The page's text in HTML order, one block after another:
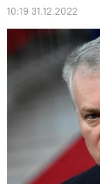
10:19 31.12.2022